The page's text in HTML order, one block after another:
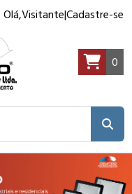
Olá,Visitante|Cadastre-se
0